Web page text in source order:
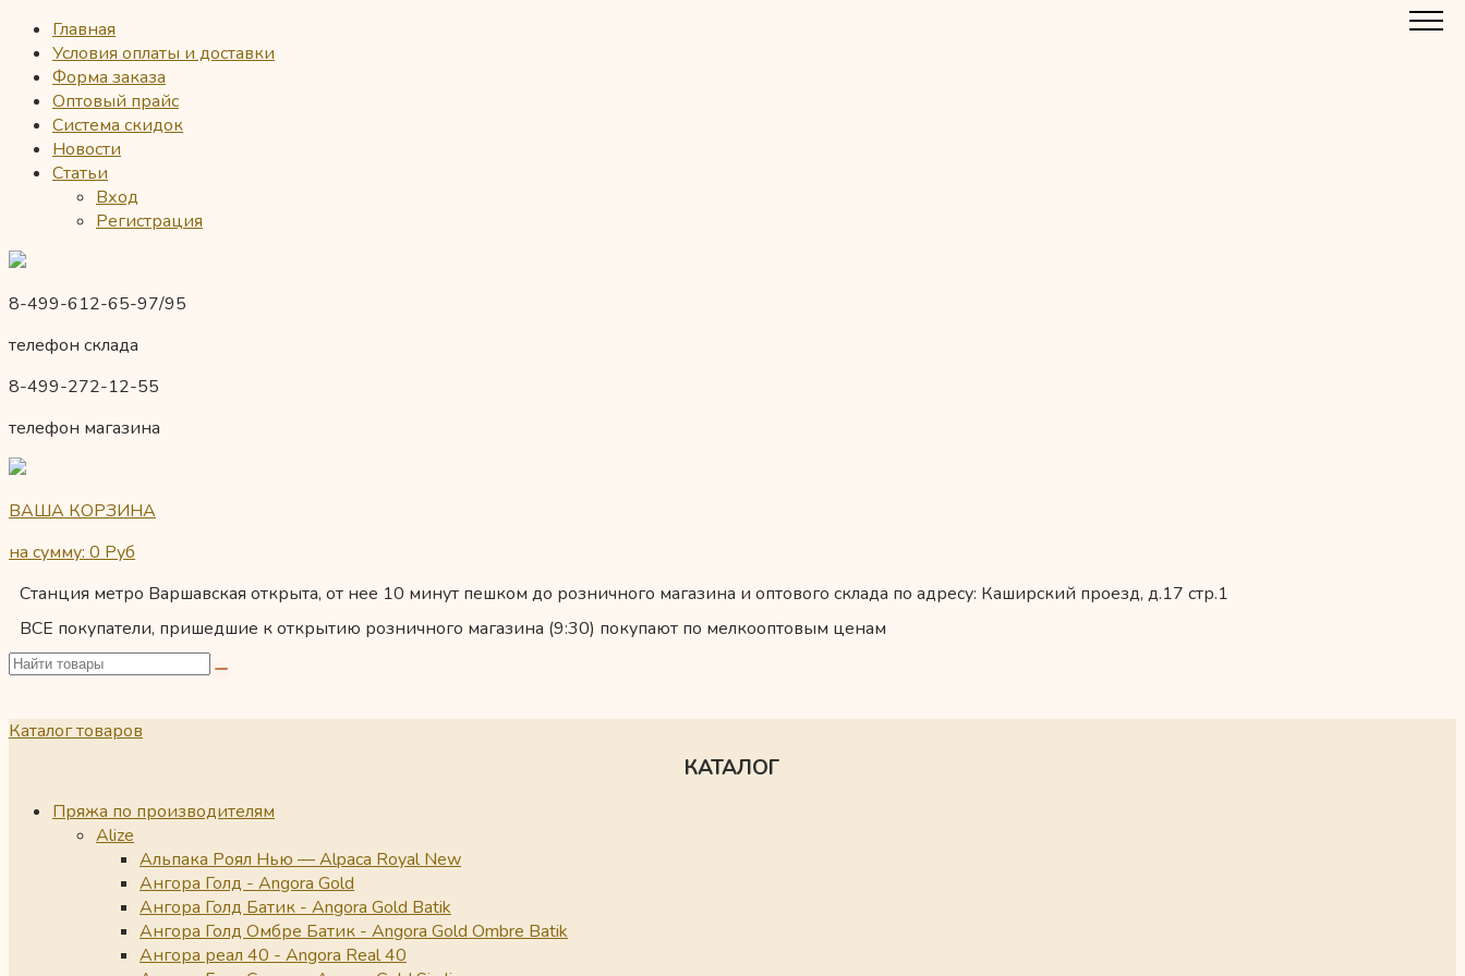
Главная
Условия оплаты и доставки
Форма заказа
Оптовый прайс
Система скидок
Новости
Статьи
Вход
Регистрация
8-499-612-65-97/95
телефон склада
8-499-272-12-55
телефон магазина
ВАША КОРЗИНА
на сумму: 0 Руб
Станция метро Варшавская открыта, от нее 10 минут пешком до розничного магазина и оптового склада по адресу: Каширский проезд, д.17 стр.1
ВСЕ покупатели, пришедшие к открытию розничного магазина (9:30) покупают по мелкооптовым ценам
Каталог товаров
КАТАЛОГ
Пряжа по производителям
Alize
Альпака Роял Нью — Alpaca Royal New
Ангора Голд - Angora Gold
Ангора Голд Батик - Angora Gold Batik
Ангора Голд Омбре Батик - Angora Gold Ombre Batik
Ангора реал 40 - Angora Real 40